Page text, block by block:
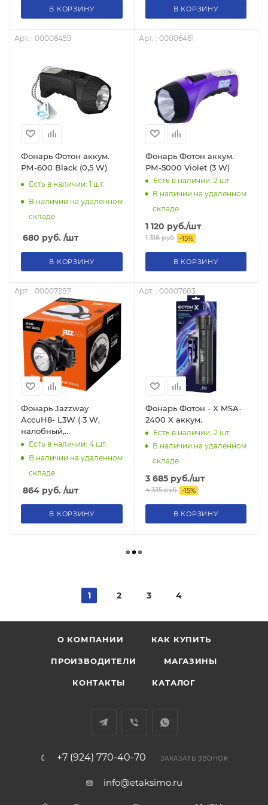
В КОРЗИНУ В КОРЗИНУ
Арт. : 00006459
Фонарь Фотон аккум.
РМ-600 Black (0,5 W)
Есть в наличии: 1 шт.
В наличии на удаленном
складе
680 руб. /шт
В КОРЗИНУ
Арт. : 00006461
Фонарь Фотон аккум.
РМ-5000 Violet (3 W)
Есть в наличии: 2 шт.
В наличии на удаленном
складе
1 120 руб./шт
1 318руб. -15%
В КОРЗИНУ
Арт. : 00007287
Фонарь Jazzway
AccuH8- L3W ( 3 W,
налобный,
аккумуляторный на
18650 2000 mAh, яркий
Есть в наличии: 4 шт.
В наличии на удаленном
складе
864 руб. /шт
В КОРЗИНУ
Арт. : 00007683
Фонарь Фотон - X MSA-
2400 X аккум.
Есть в наличии: 2шт.
В наличии на удаленном
складе
3 685руб./шт
4 335руб. -15%
В КОРЗИНУ
1 2 3 4
О КОМПАНИИ КАК КУПИТЬ
ПРОИЗВОДИТЕЛИ МАГАЗИНЫ
КОНТАКТЫ КАТАЛОГ
+7 (924) 770-40-70 ЗАКАЗАТЬ ЗВОНОК
info@etaksimo.ru